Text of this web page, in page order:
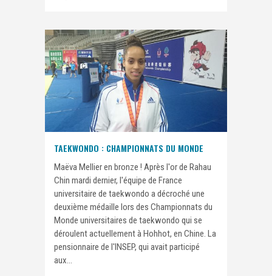
TAEKWONDO : CHAMPIONNATS DU MONDE
Maëva Mellier en bronze ! Après l'or de Rahau
Chin mardi dernier, l'équipe de France
universitaire de taekwondo a décroché une
deuxième médaille lors des Championnats du
Monde universitaires de taekwondo qui se
déroulent actuellement à Hohhot, en Chine. La
pensionnaire de l'INSEP, qui avait participé
aux...